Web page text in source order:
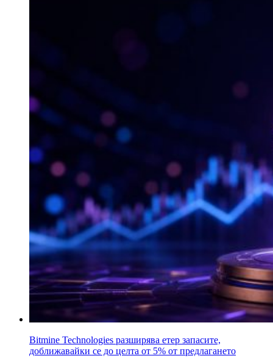
Bitmine Technologies разширява етер запасите,
доближавайки се до целта от 5% от предлагането